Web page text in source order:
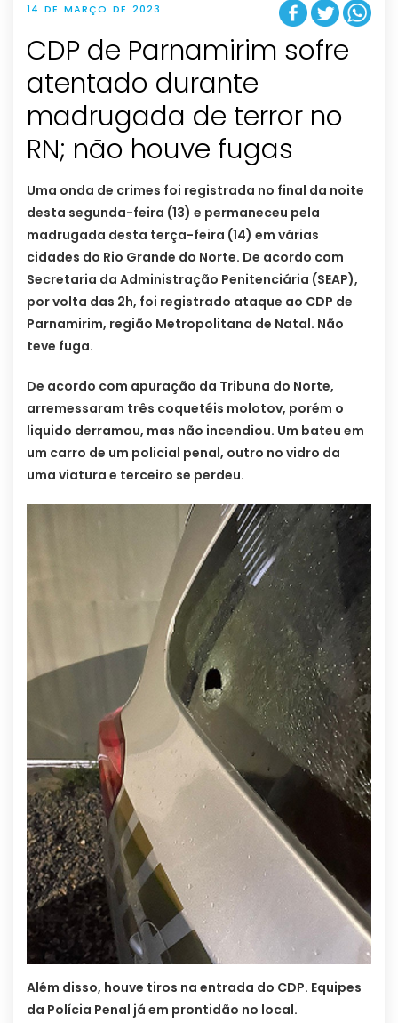
14 DE MARÇO DE 2023
CDP de Parnamirim sofre
atentado durante
madrugada de terror no
RN; não houve fugas
Uma onda de crimes foi registrada no final da noite
desta segunda-feira (13) e permaneceu pela
madrugada desta terça-feira (14) em várias
cidades do Rio Grande do Norte. De acordo com
Secretaria da Administração Penitenciária (SEAP),
por volta das 2h, foi registrado ataque ao CDP de
Parnamirim, região Metropolitana de Natal. Não
teve fuga.
De acordo com apuração da Tribuna do Norte,
arremessaram três coquetéis molotov, porém o
liquido derramou, mas não incendiou. Um bateu em
um carro de um policial penal, outro no vidro da
uma viatura e terceiro se perdeu.
Além disso, houve tiros na entrada do CDP. Equipes
da Polícia Penal já em prontidão no local.